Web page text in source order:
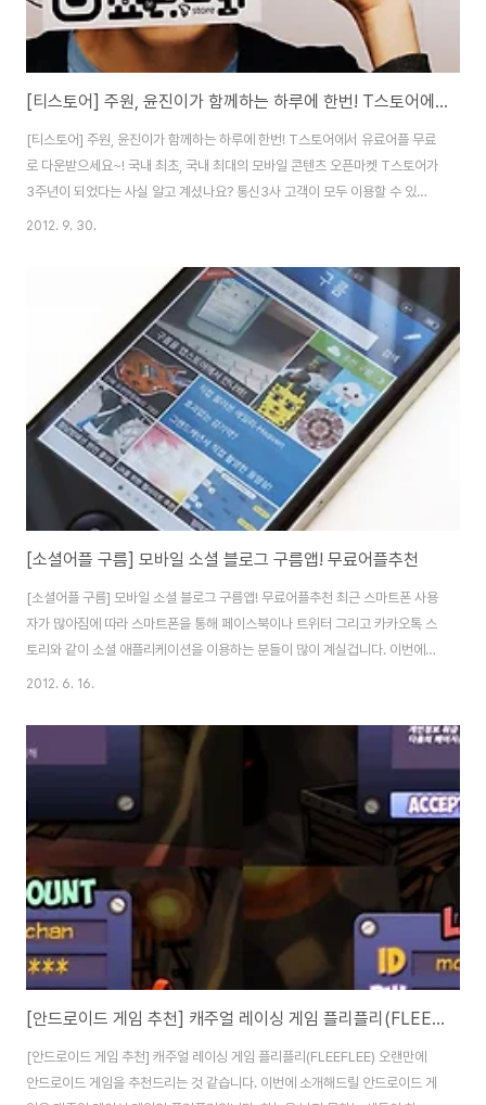
[티스토어] 주원, 윤진이가 함께하는 하루에 한번! T스토어에서 유료어플 무료로 다운받으세요~!
[티스토어] 주원, 윤진이가 함께하는 하루에 한번! T스토어에서 유료어플 무료
로 다운받으세요~! 국내 최초, 국내 최대의 모바일 콘텐츠 오픈마켓 T스토어가
3주년이 되었다는 사실 알고 계셨나요? 통신3사 고객이 모두 이용할 수 있는
SK플래닛의 T스토어에서는 3주년 기념으로 하루에 한 번 T스토어에서 하루
보다는 무료로 출시하는 앱들을 주로 다운받는데, 처음부터 무료로 출시하는
앱들은 완성도나 퀄리티면에서 아쉬운게 많아서 금방 식상해지고 사용을 잘 안
하게 되고, 유료앱의 경우 아까워서 1달에 1~2번만 꼭 필요한 앱만 다운받게
되는 것 같습니다. 이럴 때 T스토어의 하루에 한번 T스토어에서 유료어플을
무료로 다운받을 수 있다는 소..
2012. 9. 30.
[소셜어플 구름] 모바일 소셜 블로그 구름앱! 무료어플추천
[소셜어플 구름] 모바일 소셜 블로그 구름앱! 무료어플추천 최근 스마트폰 사용
자가 많아짐에 따라 스마트폰을 통해 페이스북이나 트위터 그리고 카카오톡 스
토리와 같이 소셜 애플리케이션을 이용하는 분들이 많이 계실겁니다. 이번에
소개해드릴 애플리케이션은 모바일 메신저로 유명한 틱톡(TicToc)에서 만든
플리케이션은 아이폰과 안드로이드 OS를 지원해 국내 스마트폰 이용자라면
안드로이드 마켓인 플레이 스토어나 애플의 앱 스토어에서 무료로 다운받아 설
겠죠. '카카오스토리'의 경우 단순히 일상생활을 친구들과 공유하고 소통하는
용도라면, '구름' 앱..
2012. 6. 16.
[안드로이드 게임 추천] 캐주얼 레이싱 게임 플리플리(FLEEFLEE)
[안드로이드 게임 추천] 캐주얼 레이싱 게임 플리플리(FLEEFLEE) 오랜만에
안드로이드 게임을 추천드리는 것 같습니다. 이번에 소개해드릴 안드로이드 게